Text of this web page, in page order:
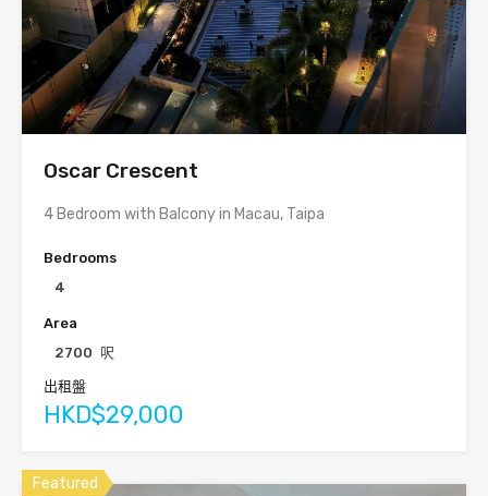
Oscar Crescent
4 Bedroom with Balcony in Macau, Taipa
Bedrooms
4
Area
2700
呎
出租盤
HKD$29,000
Featured